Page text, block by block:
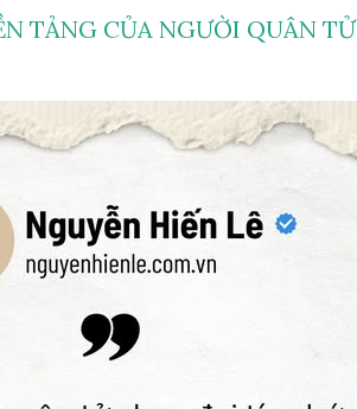
TẢNG CỦA NGƯỜI QUÂN TỬ